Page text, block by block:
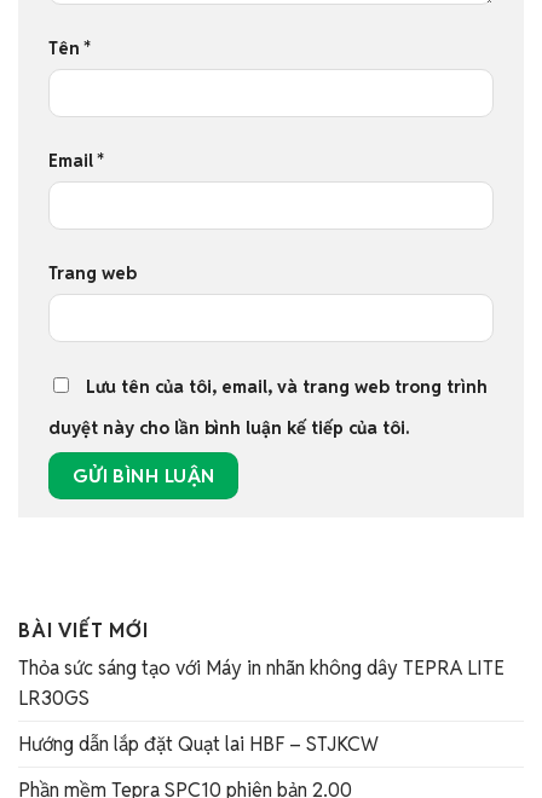
Tên*
Email*
Trang web
Lưu tên của tôi, email, và trang web trong trình
duyệt này cho lần bình luận kế tiếp của tôi.
BÀI VIẾT MỚI
Thỏa sức sáng tạo với Máy in nhãn không dây TEPRA LITE
LR30GS
Hướng dẫn lắp đặt Quạt lai HBF – STJKCW
Phần mềm Tepra SPC10 phiên bản 2.00